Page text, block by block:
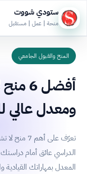
ستودي شووت
منحة | عمل | مستقبل
المنح والقبول الجامعي
أفضل
ومعدل عالي
تعرّف على
الدراسي عائق أمام
المعدل بمهاراتك القيادية